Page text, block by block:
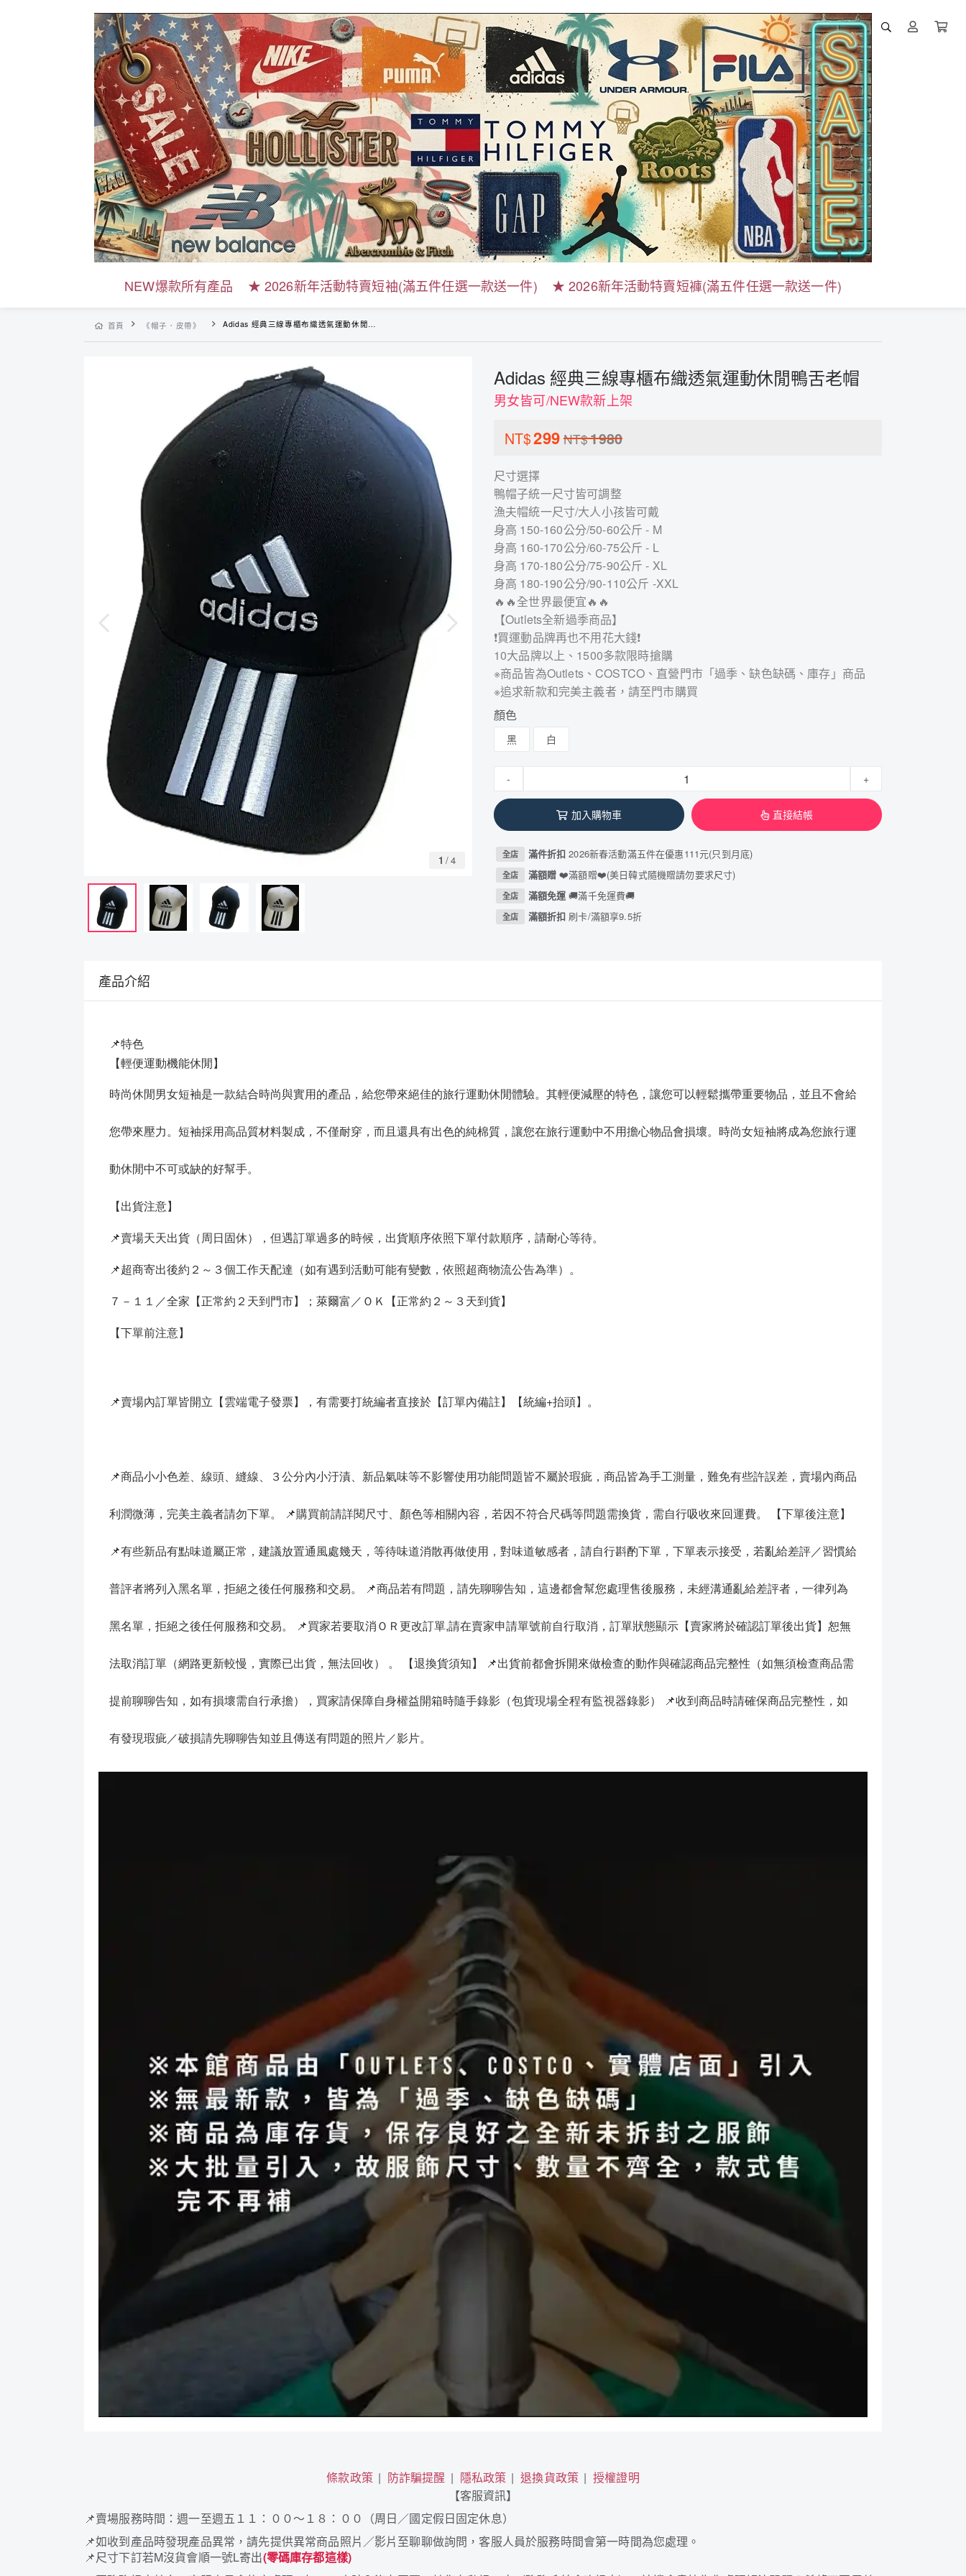
NEW爆款所有產品 ★ 2026新年活動特賣短袖(滿五件任選一款送一件) ★ 2026新年活動特賣短褲(滿五件任選一款送一件)
首頁 《帽子．皮帶》 Adidas 經典三線專櫃布織透氣運動休閒鴨舌老帽
1 /4
Adidas 經典三線專櫃布織透氣運動休閒鴨舌老帽
男女皆可/NEW款新上架
NT$299 NT$1980
尺寸選擇
鴨帽子統一尺寸皆可調整
漁夫帽統一尺寸/大人小孩皆可戴
身高 150-160公分/50-60公斤 - M
身高 160-170公分/60-75公斤 - L
身高 170-180公分/75-90公斤 - XL
身高 180-190公分/90-110公斤 -XXL
🔥🔥全世界最便宜🔥🔥
【Outlets全新過季商品】
❗買運動品牌再也不用花大錢❗
10大品牌以上、1500多款限時搶購
※商品皆為Outlets、COSTCO、直營門市「過季、缺色缺碼、庫存」商品
※追求新款和完美主義者，請至門市購買
顏色
黑 白
- +
加入購物車 直接結帳
全店 滿件折扣2026新春活動滿五件在優惠111元(只到月底)
全店 滿額贈❤️滿額贈❤️(美日韓式隨機贈請勿要求尺寸)
全店 滿額免運🚚滿千免運費🚚
全店 滿額折扣 刷卡/滿額享9.5折
產品介紹
📌特色
【輕便運動機能休閒】
時尚休閒男女短袖是一款結合時尚與實用的產品，給您帶來絕佳的旅行運動休閒體驗。其輕便減壓的特色，讓您可以輕鬆攜帶重要物品，並且不會給
您帶來壓力。短袖採用高品質材料製成，不僅耐穿，而且還具有出色的純棉質，讓您在旅行運動中不用擔心物品會損壞。時尚女短袖將成為您旅行運
動休閒中不可或缺的好幫手。
【出貨注意】
📌賣場天天出貨（周日固休），但遇訂單過多的時候，出貨順序依照下單付款順序，請耐心等待。
📌超商寄出後約２～３個工作天配達（如有遇到活動可能有變數，依照超商物流公告為準）。
７－１１／全家【正常約２天到門市】；萊爾富／ＯＫ【正常約２～３天到貨】
【下單前注意】
📌賣場內訂單皆開立【雲端電子發票】，有需要打統編者直接於【訂單內備註】【統編+抬頭】。
📌商品小小色差、線頭、縫線、３公分內小汙漬、新品氣味等不影響使用功能問題皆不屬於瑕疵，商品皆為手工測量，難免有些許誤差，賣場內商品
利潤微薄，完美主義者請勿下單。 📌購買前請詳閱尺寸、顏色等相關內容，若因不符合尺碼等問題需換貨，需自行吸收來回運費。 【下單後注意】
📌有些新品有點味道屬正常，建議放置通風處幾天，等待味道消散再做使用，對味道敏感者，請自行斟酌下單，下單表示接受，若亂給差評／習慣給
普評者將列入黑名單，拒絕之後任何服務和交易。 📌商品若有問題，請先聊聊告知，這邊都會幫您處理售後服務，未經溝通亂給差評者，一律列為
黑名單，拒絕之後任何服務和交易。 📌買家若要取消ＯＲ更改訂單,請在賣家申請單號前自行取消，訂單狀態顯示【賣家將於確認訂單後出貨】恕無
法取消訂單（網路更新較慢，實際已出貨，無法回收） 。 【退換貨須知】 📌出貨前都會拆開來做檢查的動作與確認商品完整性（如無須檢查商品需
提前聊聊告知，如有損壞需自行承擔），買家請保障自身權益開箱時隨手錄影（包貨現場全程有監視器錄影） 📌收到商品時請確保商品完整性，如
有發現瑕疵／破損請先聊聊告知並且傳送有問題的照片／影片。
條款政策 防詐騙提醒 隱私政策 退換貨政策
授權證明
【客服資訊】
📌賣場服務時間：週一至週五１１：００～１８：００（周日／國定假日固定休息）
📌如收到產品時發現產品異常，請先提供異常商品照片／影片至聊聊做詢問，客服人員於服務時間會第一時間為您處理。
📌尺寸下訂若M沒貨會順一號L寄出(零碼庫存都這樣)